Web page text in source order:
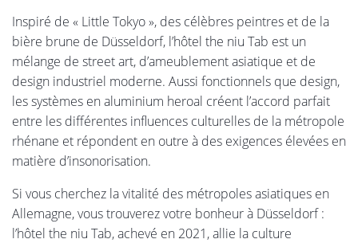
Inspiré de « Little Tokyo », des célèbres peintres et de la
bière brune de Düsseldorf, l’hôtel the niu Tab est un
mélange de street art, d’ameublement asiatique et de
design industriel moderne. Aussi fonctionnels que design,
les systèmes en aluminium heroal créent l’accord parfait
entre les différentes influences culturelles de la métropole
rhénane et répondent en outre à des exigences élevées en
matière d’insonorisation.
Si vous cherchez la vitalité des métropoles asiatiques en
Allemagne, vous trouverez votre bonheur à Düsseldorf :
l’hôtel the niu Tab, achevé en 2021, allie la culture